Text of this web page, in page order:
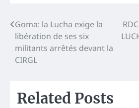
Navigation
de
l’article
Goma: la Lucha exige la
libération de ses six
militants arrêtés devant la
CIRGL
Related Posts